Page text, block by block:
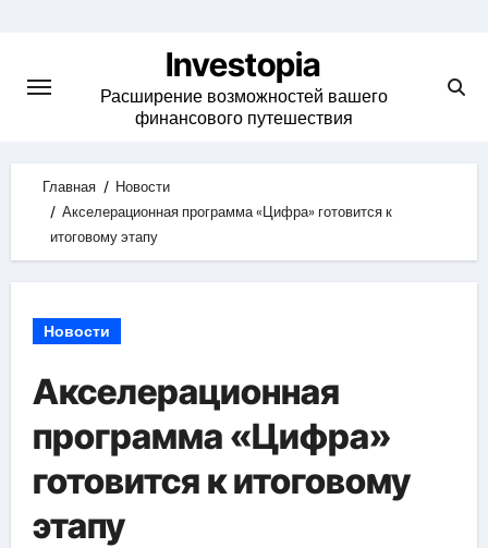
content
Investopia
Расширение возможностей вашего
финансового путешествия
Главная
Новости
Акселерационная программа «Цифра» готовится к
итоговому этапу
Новости
Акселерационная
программа «Цифра»
готовится к итоговому
этапу